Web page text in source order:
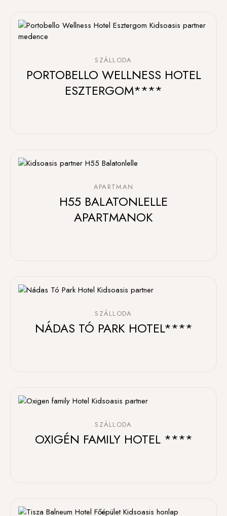
SZÁLLODA
PORTOBELLO WELLNESS HOTEL
ESZTERGOM****
APARTMAN
H55 BALATONLELLE
APARTMANOK
SZÁLLODA
NÁDAS TÓ PARK HOTEL****
SZÁLLODA
OXIGÉN FAMILY HOTEL ****